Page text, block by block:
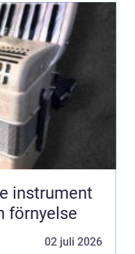
förnyelse
02 juli 2026